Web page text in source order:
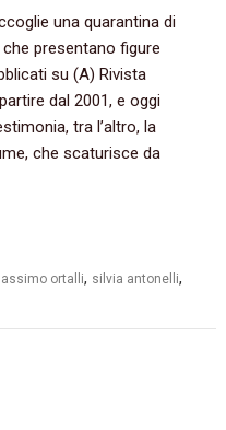
una quarantina di
presentano figure
su (A) Rivista
dal 2001, e oggi
tra l’altro, la
che scaturisce da
ortalli, silvia antonelli,